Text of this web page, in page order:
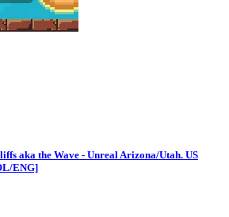
aka the Wave - Unreal Arizona/Utah. US
ENG]